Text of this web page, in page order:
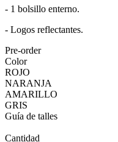
- 1 bolsillo enterno.
- Logos reflectantes.
Pre-order
Color
ROJO
NARANJA
AMARILLO
GRIS
Guía de talles
Cantidad